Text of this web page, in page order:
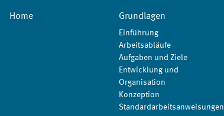
Home Grundlagen
Einführung
Arbeitsabläufe
Aufgaben und Ziele
Entwicklung und
Organisation
Konzeption
Standardarbeitsanweisungen